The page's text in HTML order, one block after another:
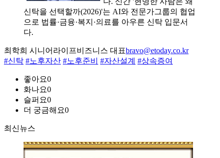
신탁을 선택할까(2026)'는 AI와 전문가그룹의 협업
으로 법률·금융·복지·의료를 아우른 신탁 입문서
다.
최학희 시니어라이프비즈니스 대표bravo@etoday.co.kr
#신탁 #노후자산 #노후준비 #자산설계 #상속증여
좋아요0
화나요0
슬퍼요0
더 궁금해요0
최신뉴스